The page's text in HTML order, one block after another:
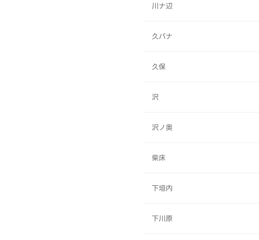
川ナ辺
久バナ
久保
沢
沢ノ奥
柴床
下垣内
下川原